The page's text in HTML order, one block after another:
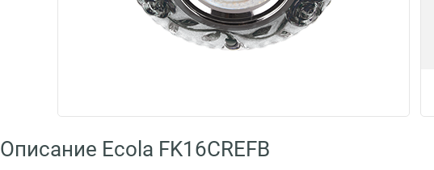
Описание Ecola FK16CREFB